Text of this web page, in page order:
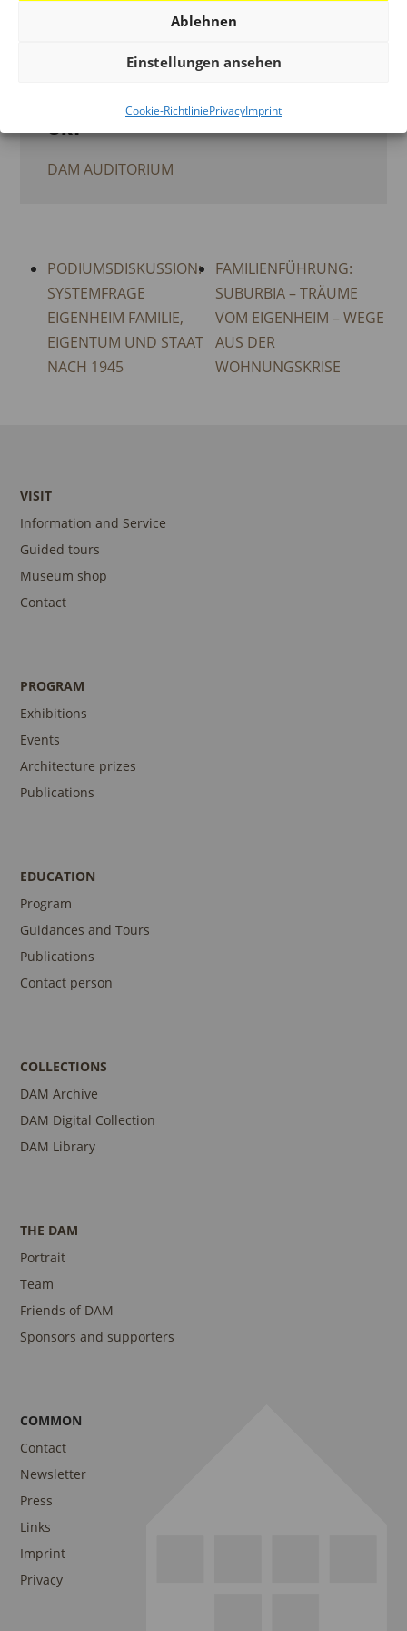
Ablehnen
Einstellungen ansehen
Cookie-RichtliniePrivacyImprint
Veranstaltung Tags: BEGLEITPROGRAMM
VERMITTLUNG
ORT
DAM AUDITORIUM
PODIUMSDISKUSSION:
SYSTEMFRAGE
EIGENHEIM FAMILIE,
EIGENTUM UND STAAT
NACH 1945
FAMILIENFÜHRUNG:
SUBURBIA – TRÄUME
VOM EIGENHEIM – WEGE
AUS DER
WOHNUNGSKRISE
VISIT
Information and Service
Guided tours
Museum shop
Contact
PROGRAM
Exhibitions
Events
Architecture prizes
Publications
EDUCATION
Program
Guidances and Tours
Publications
Contact person
COLLECTIONS
DAM Archive
DAM Digital Collection
DAM Library
THE DAM
Portrait
Team
Friends of DAM
Sponsors and supporters
COMMON
Contact
Newsletter
Press
Links
Imprint
Privacy